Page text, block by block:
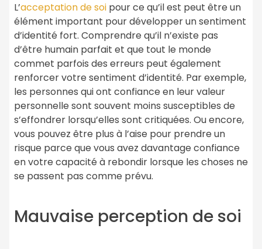
L’acceptation de soi pour ce qu’il est peut être un
élément important pour développer un sentiment
d’identité fort. Comprendre qu’il n’existe pas
d’être humain parfait et que tout le monde
commet parfois des erreurs peut également
renforcer votre sentiment d’identité. Par exemple,
les personnes qui ont confiance en leur valeur
personnelle sont souvent moins susceptibles de
s’effondrer lorsqu’elles sont critiquées. Ou encore,
vous pouvez être plus à l’aise pour prendre un
risque parce que vous avez davantage confiance
en votre capacité à rebondir lorsque les choses ne
se passent pas comme prévu.
Mauvaise perception de soi